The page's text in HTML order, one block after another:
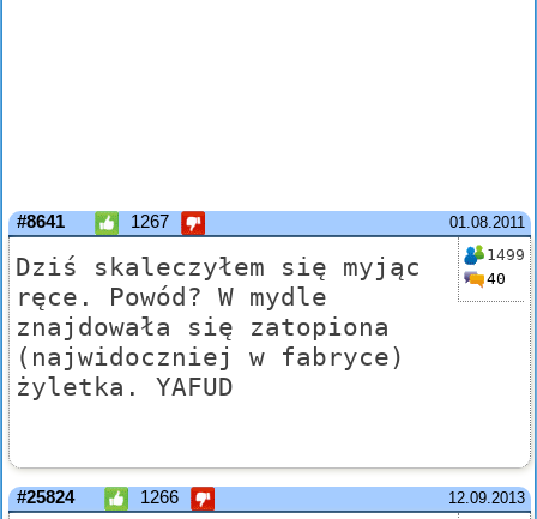
01.08.2011
#8641 1267
1499
40
Dziś skaleczyłem się myjąc
ręce. Powód? W mydle
znajdowała się zatopiona
(najwidoczniej w fabryce)
żyletka. YAFUD
12.09.2013
#25824 1266